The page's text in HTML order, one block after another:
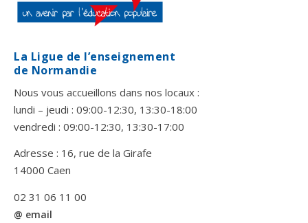
La Ligue de l’enseignement
de Normandie
Nous vous accueillons dans nos locaux :
lundi – jeudi : 09:00-12:30, 13:30-18:00
vendredi : 09:00-12:30, 13:30-17:00
Adresse : 16, rue de la Girafe
14000 Caen
02 31 06 11 00
@ email